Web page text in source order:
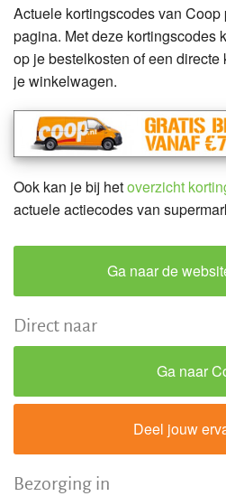
Actuele kortingscodes van
pagina. Met deze kortingscodes
op je bestelkosten of een
je winkelwagen.
Ook kan je bij hetoverzicht
actuele actiecodes van
Ga naar de
Direct naar
Ga naar
Deel jouw
Bezorging in